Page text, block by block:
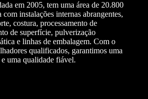
em 2005, tem uma área de 20.800
com instalações internas abrangentes,
costura, processamento de
de superfície, pulverização
e linhas de embalagem. Com o
qualificados, garantimos uma
uma qualidade fiável.